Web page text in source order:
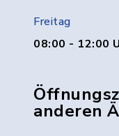
Freitag
08:00 - 12:00
anderen